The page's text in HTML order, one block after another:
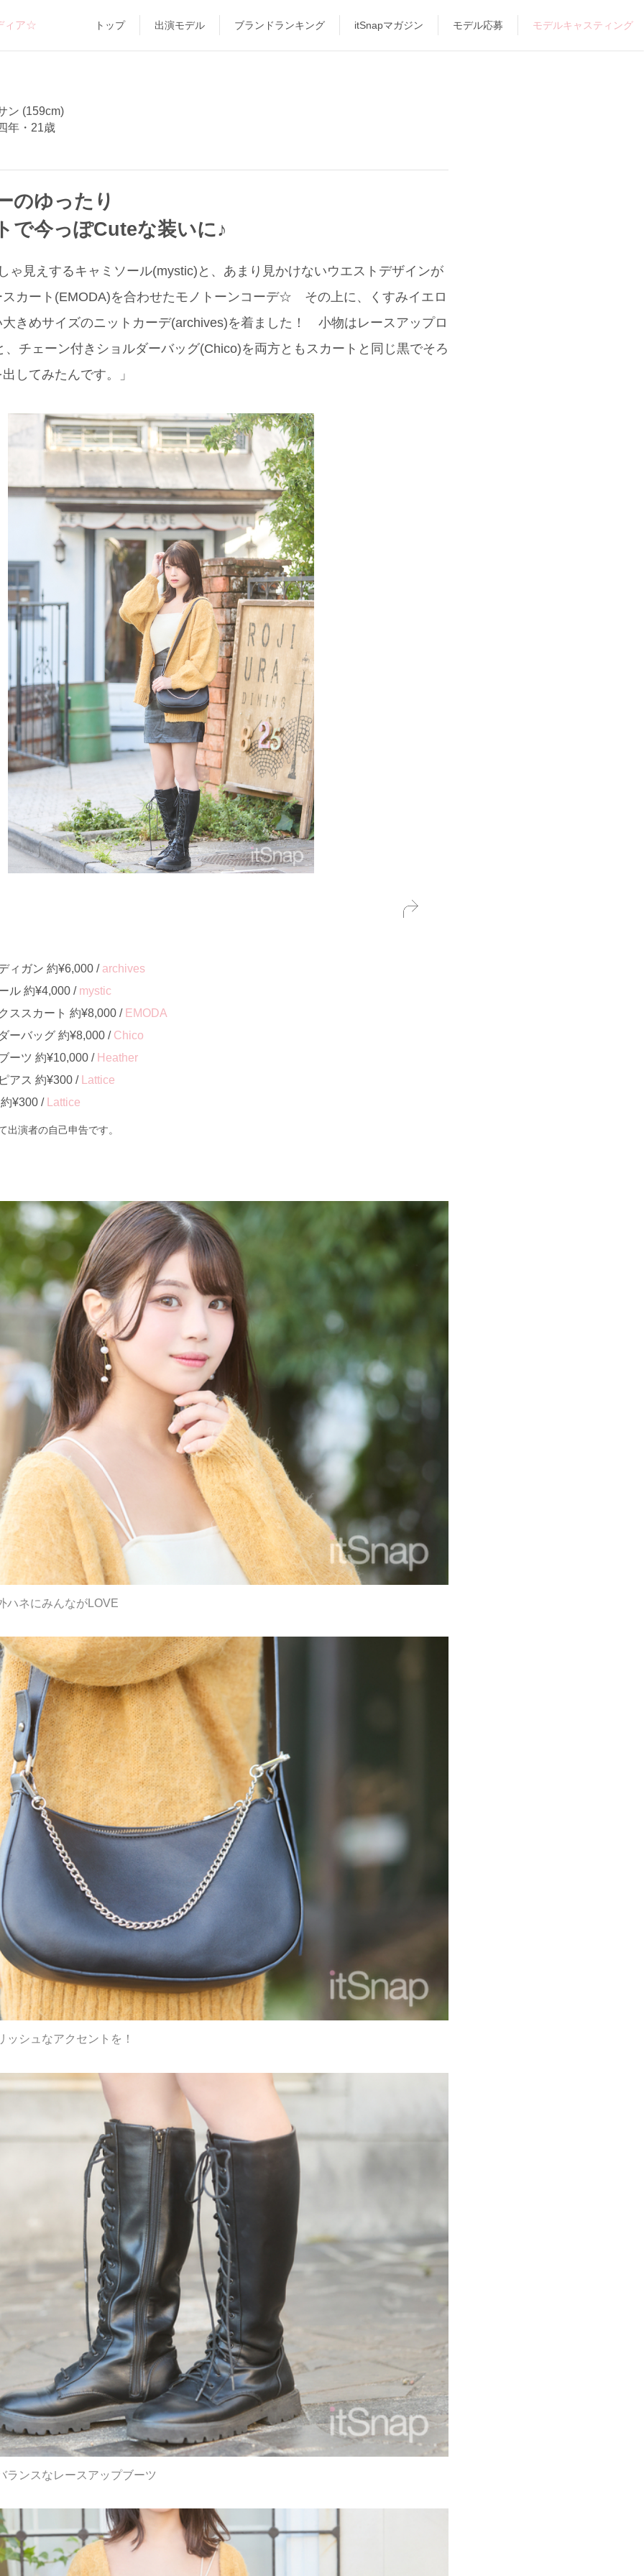
ィア☆ トップ 出演モデル ブランドランキング itSnapマガジン モデル応募 モデルキャスティング
ン (159cm)
年・21歳
のゆったり
で今っぽCuteな装いに♪
ゃ見えするキャミソール(mystic)と、あまり見かけないウエストデザインが
スカート(EMODA)を合わせたモノトーンコーデ☆ その上に、くすみイエロ
きめサイズのニットカーデ(archives)を着ました！ 小物はレースアップロ
チェーン付きショルダーバッグ(Chico)を両方ともスカートと同じ黒でそろ
してみたんです。」
ィガン 約¥6,000 / archives
ル 約¥4,000 / mystic
ススカート 約¥8,000 / EMODA
ーバッグ 約¥8,000 / Chico
ーツ 約¥10,000 / Heather
アス 約¥300 /
Lattice
¥300 /
Lattice
演者の自己申告です。
ハネにみんながLOVE
シュなアクセントを！
ランスなレースアップブーツ